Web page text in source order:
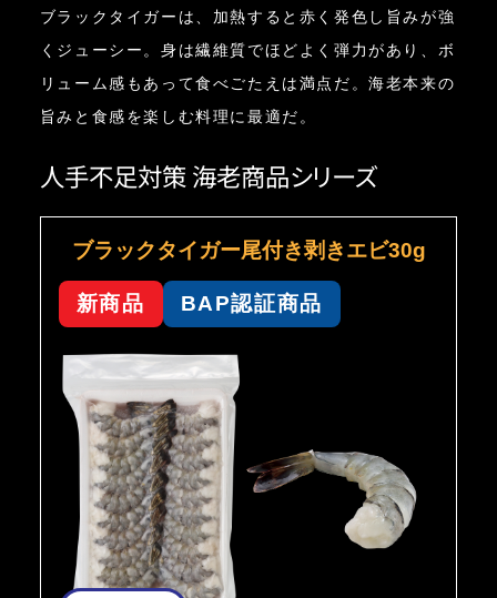
ブラックタイガーは、加熱すると赤く発色し旨みが強
くジューシー。身は繊維質でほどよく弾力があり、ボ
リューム感もあって食べごたえは満点だ。海老本来の
旨みと食感を楽しむ料理に最適だ。
人手不足対策 海老商品シリーズ
ブラックタイガー尾付き剥きエビ30g
新商品 BAP認証商品